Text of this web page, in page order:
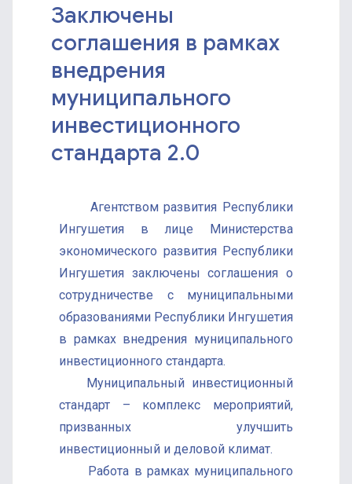
Заключены
соглашения в рамках
внедрения
муниципального
инвестиционного
стандарта 2.0
Агентством развития Республики
Ингушетия в лице Министерства
экономического развития Республики
Ингушетия заключены соглашения о
сотрудничестве с муниципальными
образованиями Республики Ингушетия
в рамках внедрения муниципального
инвестиционного стандарта.
Муниципальный инвестиционный
стандарт – комплекс мероприятий,
призванных улучшить
инвестиционный и деловой климат.
Работа в рамках муниципального